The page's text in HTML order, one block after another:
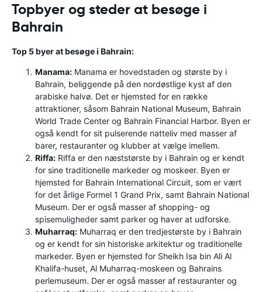
Topbyer og steder at besøge i
Bahrain
Top 5 byer at besøge i Bahrain:
Manama: Manama er hovedstaden og største by i
Bahrain, beliggende på den nordøstlige kyst af den
arabiske halvø. Det er hjemsted for en række
attraktioner, såsom Bahrain National Museum, Bahrain
World Trade Center og Bahrain Financial Harbor. Byen er
også kendt for sit pulserende natteliv med masser af
barer, restauranter og klubber at vælge imellem.
Riffa: Riffa er den næststørste by i Bahrain og er kendt
for sine traditionelle markeder og moskeer. Byen er
hjemsted for Bahrain International Circuit, som er vært
for det årlige Formel 1 Grand Prix, samt Bahrain National
Museum. Der er også masser af shopping- og
spisemuligheder samt parker og haver at udforske.
Muharraq: Muharraq er den tredjestørste by i Bahrain
og er kendt for sin historiske arkitektur og traditionelle
markeder. Byen er hjemsted for Sheikh Isa bin Ali Al
Khalifa-huset, Al Muharraq-moskeen og Bahrains
perlemuseum. Der er også masser af restauranter og